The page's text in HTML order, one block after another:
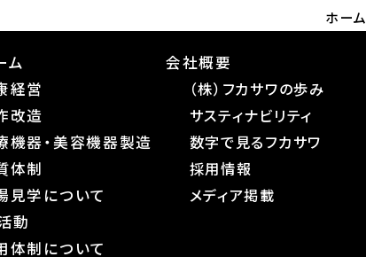
ホーム
ム
経営
改造
機器・美容機器製造
体制
見学について
動
体制について
会社概要
（株）フカサワの歩み
サスティナビリティ
数字で見るフカサワ
採用情報
メディア掲載